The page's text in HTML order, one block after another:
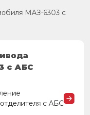
МАЗ-6303 с
с АБС
с АБС